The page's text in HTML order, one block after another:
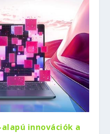
alapú innovációk a